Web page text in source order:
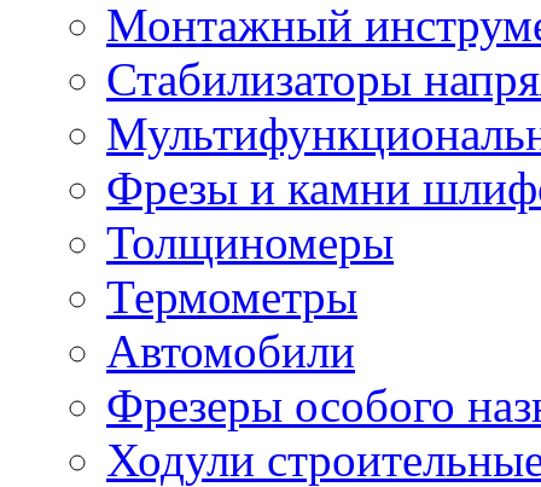
Монтажный
Стабилизаторы
Фрезы и камни
Толщиномеры
Термометры
Автомобили
Фрезеры особого
Ходули